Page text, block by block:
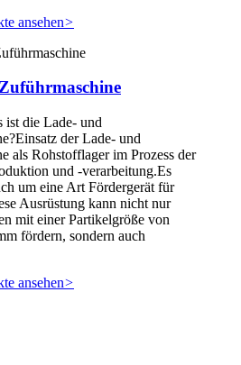
ansehen>
ist die Lade- und
der Lade- und
als Rohstofflager im Prozess der
und -verarbeitung.Es
um eine Art Fördergerät für
Ausrüstung kann nicht nur
mit einer Partikelgröße von
fördern, sondern auch
ansehen>